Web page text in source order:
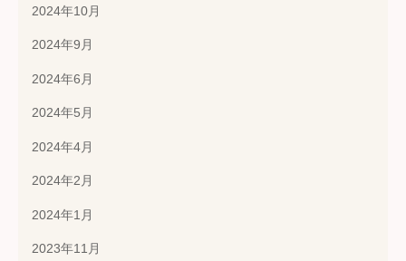
2024年10月
2024年9月
2024年6月
2024年5月
2024年4月
2024年2月
2024年1月
2023年11月